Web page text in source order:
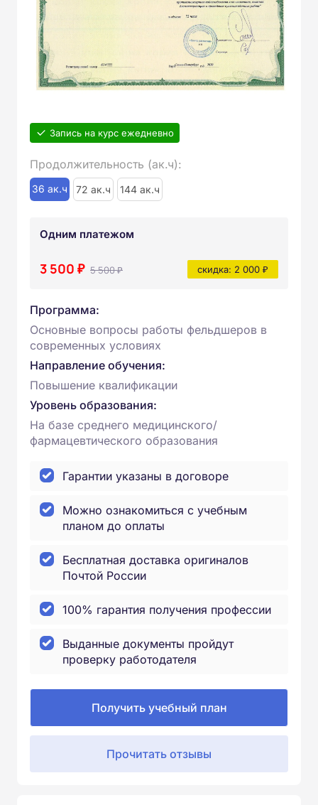
Запись на курс ежедневно
Продолжительность (ак.ч):
36 ак.ч 72 ак.ч 144 ак.ч
Одним платежом
3 500 ₽ 5 500 ₽ скидка: 2 000 ₽
Программа:
Основные вопросы работы фельдшеров в
современных условиях
Направление обучения:
Повышение квалификации
Уровень образования:
На базе среднего медицинского/
фармацевтического образования
Гарантии указаны в договоре
Можно ознакомиться с учебным
планом до оплаты
Бесплатная доставка оригиналов
Почтой России
100% гарантия получения профессии
Выданные документы пройдут
проверку работодателя
Получить учебный план
Прочитать отзывы